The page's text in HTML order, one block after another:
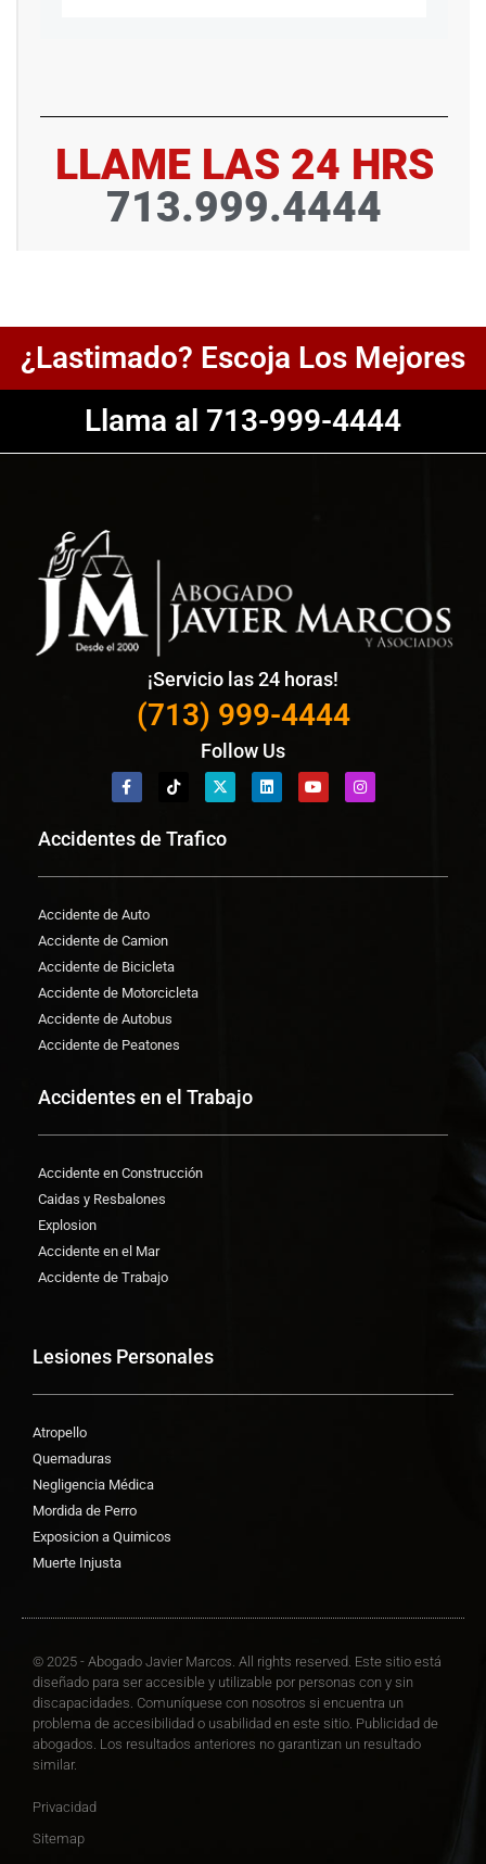
LLAME LAS 24 HRS
713.999.4444
¿Lastimado? Escoja Los Mejores
Llama al 713-999-4444
¡Servicio las 24 horas!
(713) 999-4444
Follow Us
Accidentes de Trafico
Accidente de Auto
Accidente de Camion
Accidente de Bicicleta
Accidente de Motorcicleta
Accidente de Autobus
Accidente de Peatones
Accidentes en el Trabajo
Accidente en Construcción
Caidas y Resbalones
Explosion
Accidente en el Mar
Accidente de Trabajo
Lesiones Personales
Atropello
Quemaduras
Negligencia Médica
Mordida de Perro
Exposicion a Quimicos
Muerte Injusta
© 2025 - Abogado Javier Marcos. All rights reserved. Este sitio está
diseñado para ser accesible y utilizable por personas con y sin
discapacidades. Comuníquese con nosotros si encuentra un
problema de accesibilidad o usabilidad en este sitio. Publicidad de
abogados. Los resultados anteriores no garantizan un resultado
similar.
Privacidad
Sitemap